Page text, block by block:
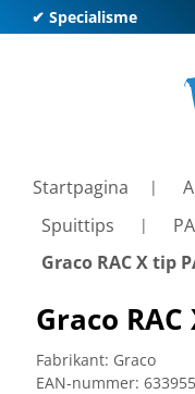
✔ Specialisme
Startpagina
Spuittips
Graco RAC X tip
Graco
Fabrikant: Graco
EAN-nummer: